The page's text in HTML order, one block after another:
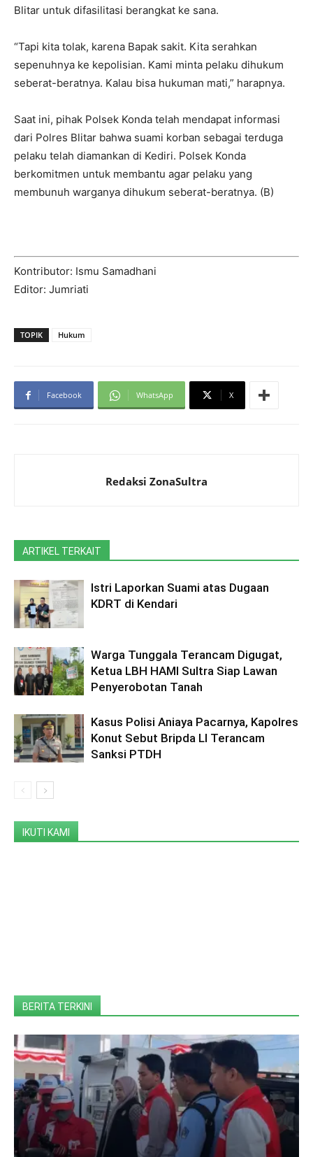
Blitar untuk difasilitasi berangkat ke sana.
“Tapi kita tolak, karena Bapak sakit. Kita serahkan
sepenuhnya ke kepolisian. Kami minta pelaku dihukum
seberat-beratnya. Kalau bisa hukuman mati,” harapnya.
Saat ini, pihak Polsek Konda telah mendapat informasi
dari Polres Blitar bahwa suami korban sebagai terduga
pelaku telah diamankan di Kediri. Polsek Konda
berkomitmen untuk membantu agar pelaku yang
membunuh warganya dihukum seberat-beratnya. (B)
Kontributor: Ismu Samadhani
Editor: Jumriati
TOPIK Hukum
Facebook WhatsApp X
Redaksi ZonaSultra
ARTIKEL TERKAIT
Istri Laporkan Suami atas Dugaan
KDRT di Kendari
Warga Tunggala Terancam Digugat,
Ketua LBH HAMI Sultra Siap Lawan
Penyerobotan Tanah
Kasus Polisi Aniaya Pacarnya, Kapolres
Konut Sebut Bripda LI Terancam
Sanksi PTDH
IKUTI KAMI
BERITA TERKINI